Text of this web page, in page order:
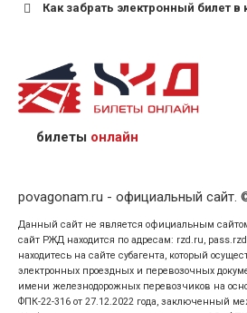
Как забрать электронный билет в
назвав кассиру 14-значный
предъявив удостоверение
кого оформлен билет.
билеты онлайн
povagonam.ru - официальный сайт.
Данный сайт не является официальным
сайт РЖД находится по адресам: rzd.ru,
находитесь на сайте субагента, который
электронных проездных и перевозочных
имени железнодорожных перевозчиков на
ФПК-22-316 от 27.12.2022 года, заключенный